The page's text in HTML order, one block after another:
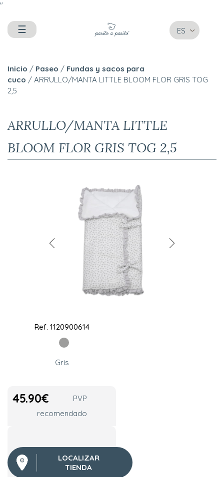
"
☰ ES
Inicio / Paseo / Fundas y sacos para
cuco / ARRULLO/MANTA LITTLE BLOOM FLOR GRIS TOG
2,5
ARRULLO/MANTA LITTLE
BLOOM FLOR GRIS TOG 2,5
Ref. 1120900614
Gris
45.90€
PVP
recomendado
LOCALIZAR
TIENDA